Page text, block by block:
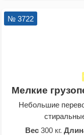
№ 3722
Мелкие
Небольшие
Вес300 кг.